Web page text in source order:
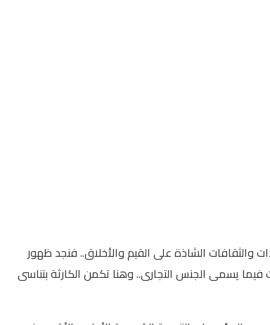
والثقافات الشاذة على القيم والأخلاق.. فنجد ظهور
يسمى الجنس التجارى.. وهنا تكمن الكارثة بتناسى